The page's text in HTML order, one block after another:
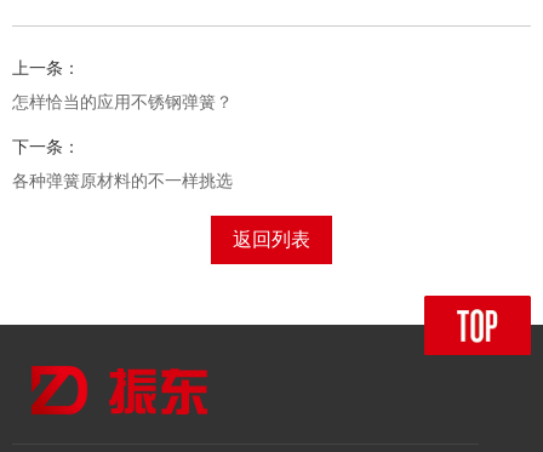
上一条：
怎样恰当的应用不锈钢弹簧？
下一条：
各种弹簧原材料的不一样挑选
返回列表